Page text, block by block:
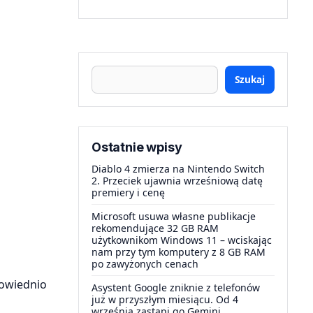
Szukaj
Ostatnie wpisy
Diablo 4 zmierza na Nintendo Switch
2. Przeciek ujawnia wrześniową datę
premiery i cenę
Microsoft usuwa własne publikacje
rekomendujące 32 GB RAM
użytkownikom Windows 11 – wciskając
nam przy tym komputery z 8 GB RAM
po zawyżonych cenach
Asystent Google zniknie z telefonów
już w przyszłym miesiącu. Od 4